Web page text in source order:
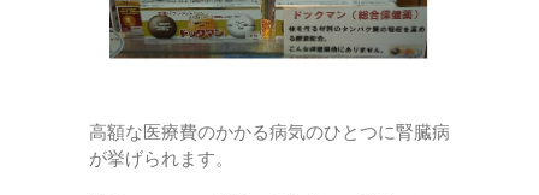
高額な医療費のかかる病気のひとつに腎臓病
が挙げられます。